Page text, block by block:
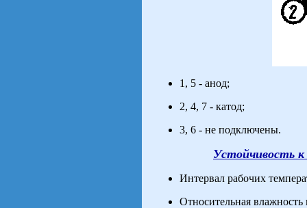
1, 5 - анод;
2, 4, 7 - катод;
3, 6 - не подключены.
Устойчивость
Интервал рабочих
Относительная